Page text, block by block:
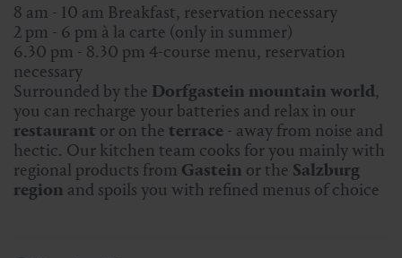
8 am - 10 am Breakfast, reservation necessary
2 pm - 6 pm à la carte (only in summer)
6.30 pm - 8.30 pm 4-course menu, reservation
necessary
Surrounded by the Dorfgastein mountain world,
you can recharge your batteries and relax in our
restaurant or on the terrace - away from noise and
hectic. Our kitchen team cooks for you mainly with
regional products from Gastein or the Salzburg
region and spoils you with refined menus of choice